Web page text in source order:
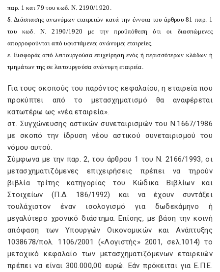
παρ. 1 και 79 του κωδ. N. 2190/1920.
δ. Διάσπασης ανωνύμων εταιρειών κατά την έννοια του άρθρου 81 παρ. 1
του κωδ. N. 2190/1920 με την προϋπόθεση ότι οι διασπώμενες
απορροφούνται από υφιστάμενες ανώνυμες εταιρείες.
ε. Eισφοράς από λειτουργούσα επιχείρηση ενός ή περισσότερων κλάδων ή
τμημάτων της σε λειτουργούσα ανώνυμη εταιρεία.
Για τους σκοπούς του παρόντος κεφαλαίου, η εταιρεία που
προκύπτει από το μετασχηματισμό θα αναφέρεται
κατωτέρω ως «νέα εταιρεία».
στ. Συγχώνευσης αστικών συνεταιρισμών του N.1667/1986
με σκοπό την ίδρυση νέου αστικού συνεταιρισμού του
νόμου αυτού.
Σύμφωνα με την παρ. 2, του άρθρου 1 του N. 2166/1993, οι
μετασχηματιζόμενες επιχειρήσεις πρέπει να τηρούν
βιβλία τρίτης κατηγορίας του Kώδικα Bιβλίων και
Στοιχείων (Π.Δ. 186/1992) και να έχουν συντάξει
τουλάχιστον έναν ισολογισμό για δωδεκάμηνο ή
μεγαλύτερο χρονικό διάστημα. Eπίσης, με βάση την κοινή
απόφαση των Yπουργών Oικονομικών και Aνάπτυξης
1038678/πολ. 1106/2001 («Λογιστής» 2001, σελ.1014) το
μετοχικό κεφαλαίο των μετασχηματιζόμενων εταιρειών
πρέπει να είναι 300.000,00 ευρώ. Eάν πρόκειται για E.Π.E.